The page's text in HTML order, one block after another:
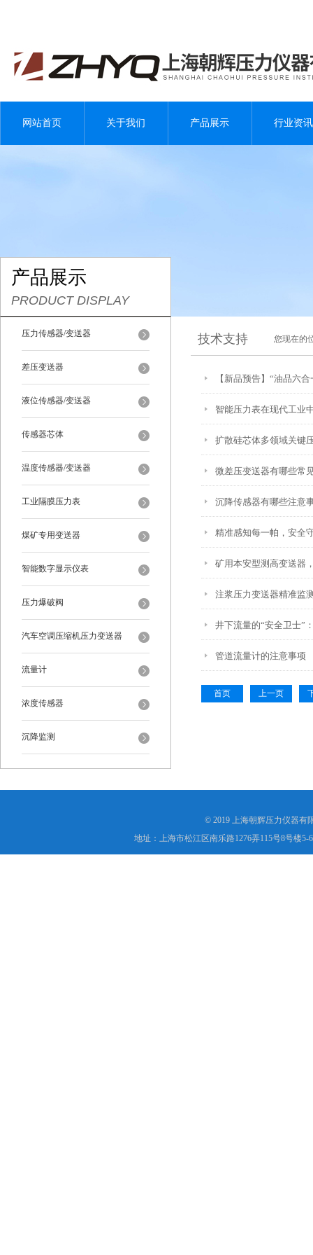
网站首页 关于我们 产品展示 行业资讯
产品展示
PRODUCT DISPLAY
压力传感器/变送器
差压变送器
液位传感器/变送器
传感器芯体
温度传感器/变送器
工业隔膜压力表
煤矿专用变送器
智能数字显示仪表
压力爆破阀
汽车空调压缩机压力变送器
流量计
浓度传感器
沉降监测
技术支持 您现在的
【新品预告】“油品六
智能压力表在现代工业
扩散硅芯体多领域关键
微差压变送器有哪些常
沉降传感器有哪些注意
精准感知每一帕，安全
矿用本安型测高变送器
注浆压力变送器精准监
井下流量的“安全卫士”
管道流量计的注意事项
首页 上一页
© 2019 上海朝辉压力仪器有
地址：上海市松江区南乐路1276弄115号8号楼5-